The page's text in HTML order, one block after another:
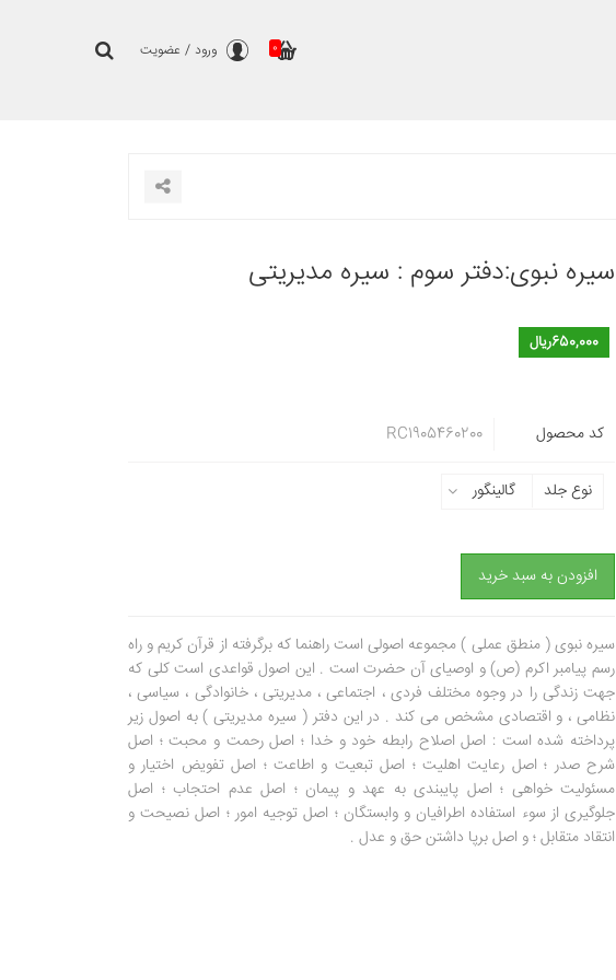
0 ورود / عضویت
سیره نبوی:دفتر سوم : سیره مدیریتی
650,000ریال
کد محصول RC1905460200
نوع جلد گالینگور
افزودن به سبد خرید
سیره نبوی ( منطق عملی ) مجموعه اصولی است راهنما که برگرفته از قرآن کریم و راه
رسم پیامبر اکرم (ص) و اوصیای آن حضرت است . این اصول قواعدی است کلی که
جهت زندگی را در وجوه مختلف فردی ، اجتماعی ، مدیریتی ، خانوادگی ، سیاسی ،
نظامی ، و اقتصادی مشخص می کند . در این دفتر ( سیره مدیریتی ) به اصول زیر
پرداخته شده است : اصل اصلاح رابطه خود و خدا ؛ اصل رحمت و محبت ؛ اصل
شرح صدر ؛ اصل رعایت اهلیت ؛ اصل تبعیت و اطاعت ؛ اصل تفویض اختیار و
مسئولیت خواهی ؛ اصل پایبندی به عهد و پیمان ؛ اصل عدم احتجاب ؛ اصل
جلوگیری از سوء استفاده اطرافیان و وابستگان ؛ اصل توجیه امور ؛ اصل نصیحت و
انتقاد متقابل ؛ و اصل برپا داشتن حق و عدل .